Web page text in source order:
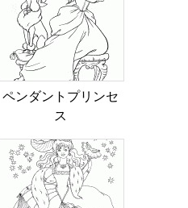
ペンダントプリンセ
ス